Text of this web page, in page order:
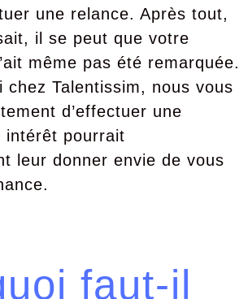
une relance. Après tout,
il se peut que votre
même pas été remarquée.
chez Talentissim, nous vous
d’effectuer une
intérêt pourrait
leur donner envie de vous
faut-il